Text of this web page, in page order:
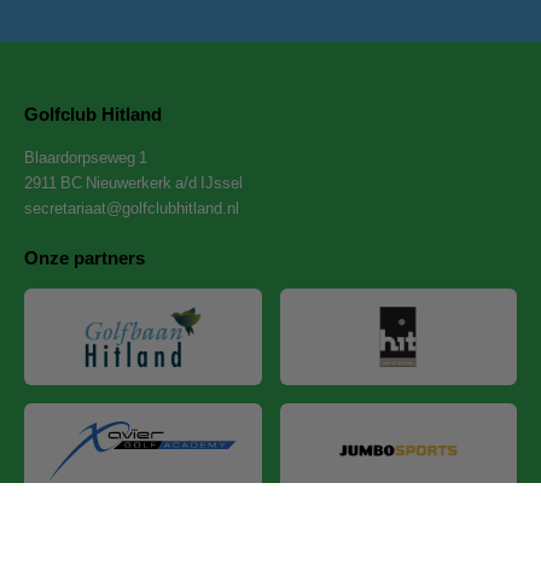
Golfclub Hitland
Blaardorpseweg 1
2911 BC Nieuwerkerk a/d IJssel
secretariaat@golfclubhitland.nl
Onze partners